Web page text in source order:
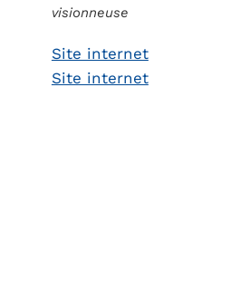
visionneuse
Site internet
Site internet